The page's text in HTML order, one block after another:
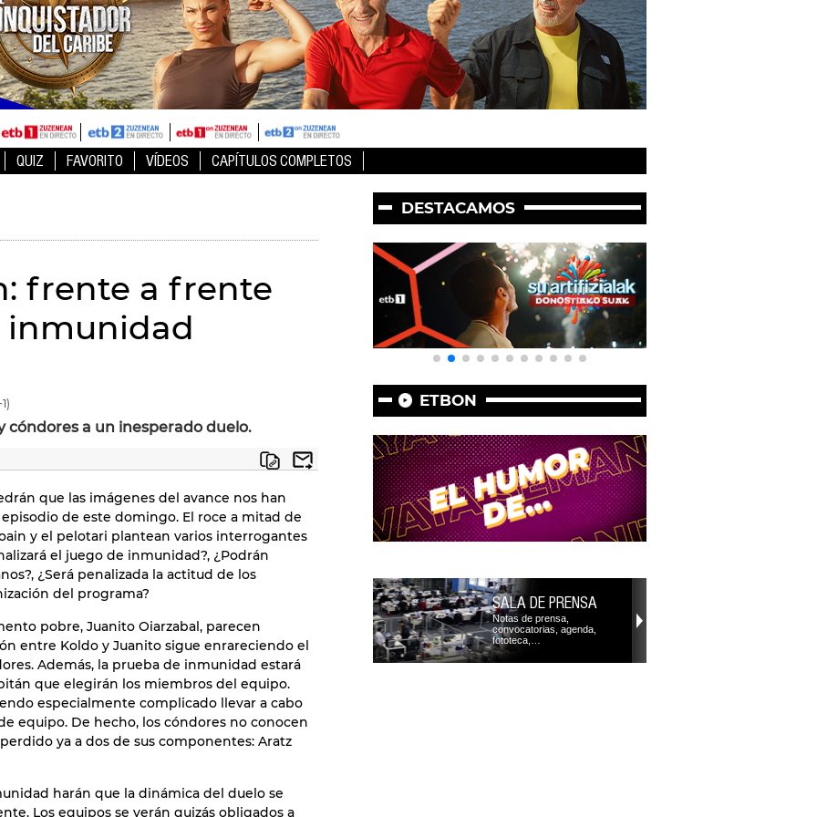
QUIZ FAVORITO VÍDEOS CAPÍTULOS COMPLETOS
frente a frente
inmunidad
cóndores a un inesperado duelo.
que las imágenes del avance nos han
de este domingo. El roce a mitad de
y el pelotari plantean varios interrogantes
el juego de inmunidad?, ¿Podrán
¿Será penalizada la actitud de los
del programa?
pobre, Juanito Oiarzabal, parecen
entre Koldo y Juanito sigue enrareciendo el
Además, la prueba de inmunidad estará
que elegirán los miembros del equipo.
especialmente complicado llevar a cabo
equipo. De hecho, los cóndores no conocen
ya a dos de sus componentes: Aratz
harán que la dinámica del duelo se
Los equipos se verán quizás obligados a
DESTACAMOS
ETBON
SALA DE PRENSA
Notas de prensa,
convocatorias, agenda,
fototeca,…